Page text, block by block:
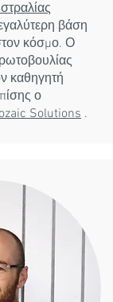
βάση
κόσμο. Ο
καθηγητή
ο
Solutions .